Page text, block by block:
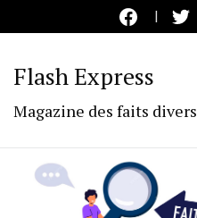
Flash Express
Magazine des faits divers